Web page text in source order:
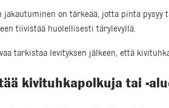
jakautuminen on tärkeää, jotta pinta
tiivistää huolellisesti tärylevyllä.
tarkistaa levityksen jälkeen, että
kivituhkapolkuja tai -